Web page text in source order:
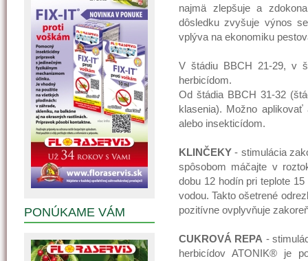
najmä zlepšuje a
dôsledku zvyšuje výnos
vplýva na ekonomiku
V štádiu BBCH 21-29, v
herbicídom.
Od štádia BBCH 31-32
klasenia). Možno
alebo insekticídom.
KLINČEKY - stimulácia
spôsobom máčajte v
dobu 12 hodín pri teplote
vodou. Takto ošetrené
pozitívne ovplyvňuje
CUKROVÁ REPA -
herbicídov ATONIK® je
PONÚKAME VÁM